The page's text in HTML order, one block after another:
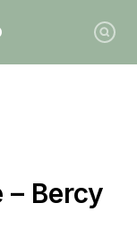
Bercy